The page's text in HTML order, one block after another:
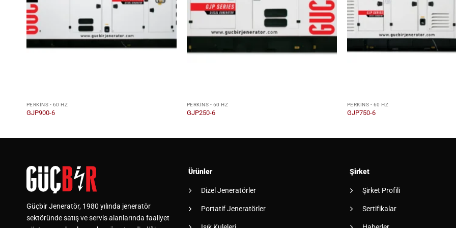
PERKINS - 60 HZ
GJP900-6
PERKINS - 60 HZ
GJP250-6
PERKINS - 60 HZ
GJP750-6
Güçbir Jeneratör, 1980 yılında jeneratör
sektöründe satış ve servis alanlarında faaliyet
Ürünler
Dizel Jeneratörler
Portatif Jeneratörler
Şirket
Şirket Profili
Sertifikalar